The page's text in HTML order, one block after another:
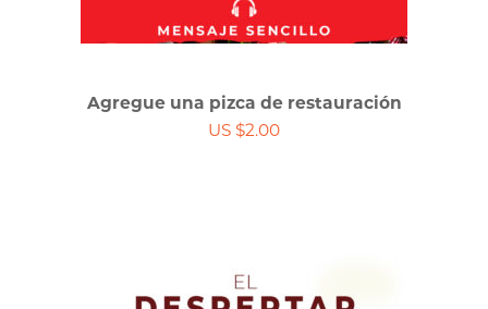
Agregue una pizca de restauración
US $2.00